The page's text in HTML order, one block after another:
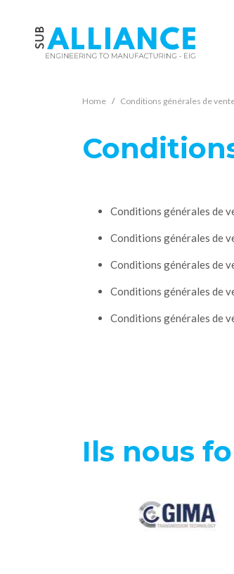
Home Conditions générales de
Conditions générales de
Conditions générales de
Conditions générales de
Conditions générales de
Conditions générales de
Ils nous